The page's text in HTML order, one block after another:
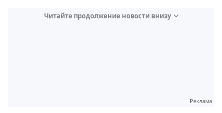
Читайте продолжение новости внизу
Реклама